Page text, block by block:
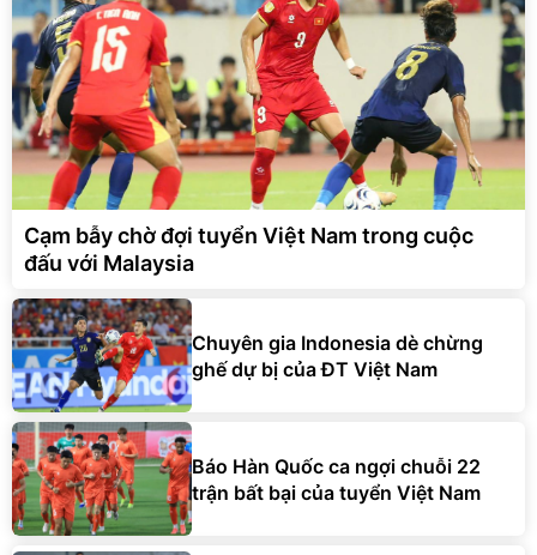
Cạm bẫy chờ đợi tuyển Việt Nam trong cuộc
đấu với Malaysia
Chuyên gia Indonesia dè chừng
ghế dự bị của ĐT Việt Nam
Báo Hàn Quốc ca ngợi chuỗi 22
trận bất bại của tuyển Việt Nam